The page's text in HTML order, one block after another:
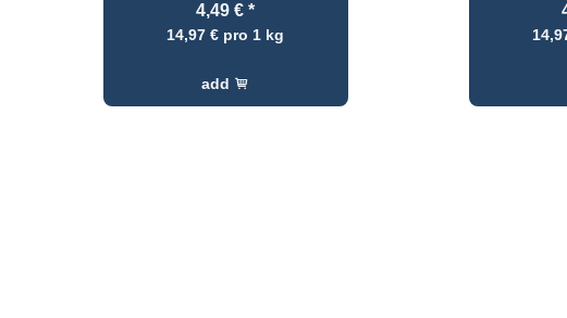
4,49 €*
14,97 € pro 1 kg
add